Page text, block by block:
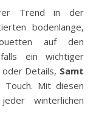
Trend in der
bodenlange,
auf den
ein wichtiger
Details, Samt
Mit diesen
winterlichen